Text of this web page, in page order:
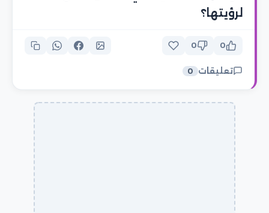
لرؤيتها؟
0
0
تعليقات 0